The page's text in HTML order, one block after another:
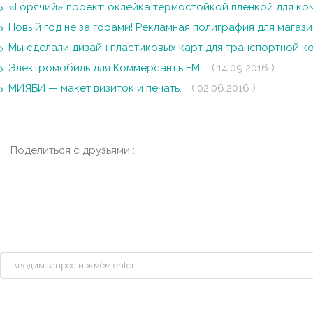
«Горячий» проект: оклейка термостойкой пленкой для
Новый год не за горами! Рекламная полиграфия для
Мы сделали дизайн пластиковых карт для транспортной
Электромобиль для Коммерсантъ FM.
( 14.09.2016 )
МИЯБИ — макет визиток и печать.
( 02.06.2016 )
Поделиться с друзьями :